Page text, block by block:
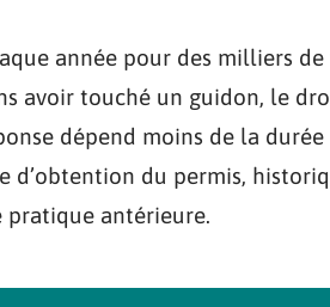
année pour des milliers
avoir touché un guidon, le
dépend moins de la
d’obtention du permis,
pratique antérieure.